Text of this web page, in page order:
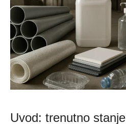
Uvod: trenutno stanje